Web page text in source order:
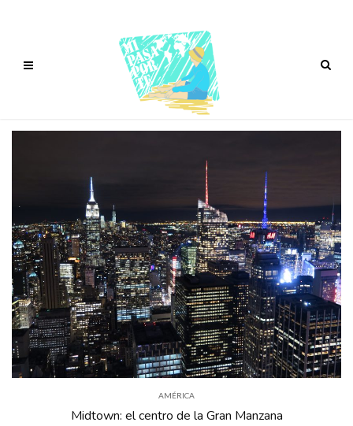
AMÉRICA
Midtown: el centro de la Gran Manzana